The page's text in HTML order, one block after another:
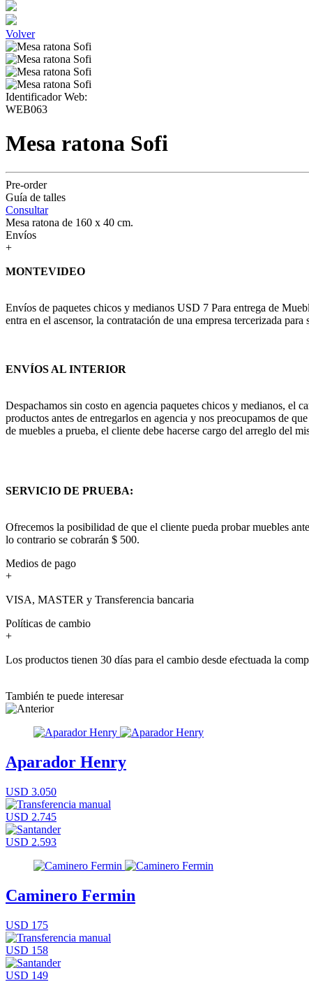
Volver
Identificador Web:
WEB063
Mesa ratona Sofi
Pre-order
Guía de talles
Consultar
Mesa ratona de 160 x 40 cm.
Envíos
+
MONTEVIDEO
Envíos de paquetes chicos y medianos USD 7 Para entrega de
entra en el ascensor, la contratación de una empresa tercerizada
ENVÍOS AL INTERIOR
Despachamos sin costo en agencia paquetes chicos y medianos, el
productos antes de entregarlos en agencia y nos preocupamos de
de muebles a prueba, el cliente debe hacerse cargo del arreglo del
SERVICIO DE PRUEBA:
Ofrecemos la posibilidad de que el cliente pueda probar muebles
lo contrario se cobrarán $ 500.
Medios de pago
+
VISA, MASTER y Transferencia bancaria
Políticas de cambio
+
Los productos tienen 30 días para el cambio desde efectuada la
También te puede interesar
Aparador Henry
USD 3.050
USD 2.745
USD 2.593
Caminero Fermin
USD 175
USD 158
USD 149